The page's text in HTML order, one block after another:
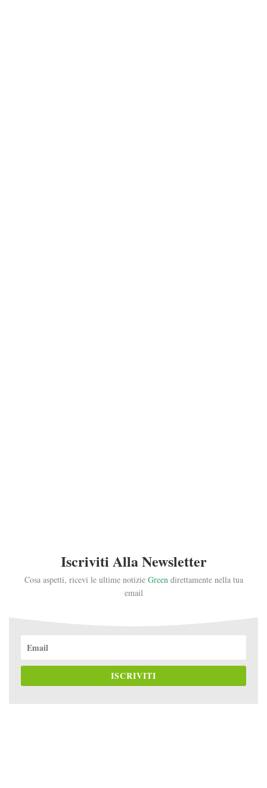
Iscriviti Alla Newsletter
Cosa aspetti, ricevi le ultime notizie Greendirettamente nella tua
email
ISCRIVITI